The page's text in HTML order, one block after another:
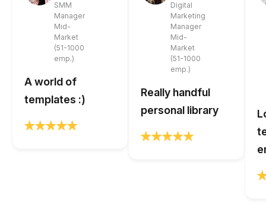
SMM
Manager
Mid-
Market
(51-1000
emp.)
A world of
templates :)
Digital
Marketing
Manager
Mid-
Market
(51-1000
emp.)
Really handful
personal library